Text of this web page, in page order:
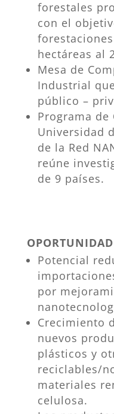
forestales
con el
hectáreas al
Mesa de
Industrial
público –
Programa de
Universidad
de la Red
reúne
de 9 países.
Potencial
por
Crecimiento
nuevos
plásticos y
reciclables/
materiales
celulosa.